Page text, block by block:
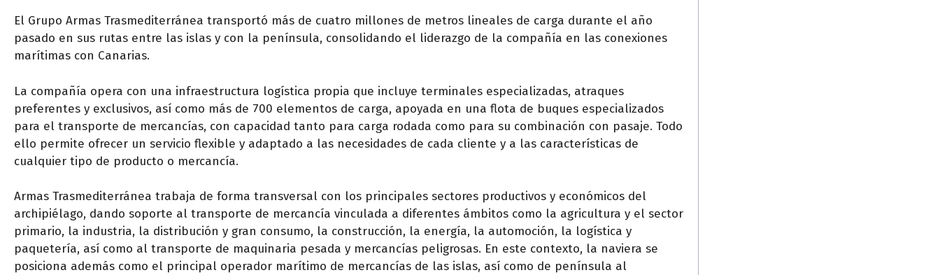
El Grupo Armas Trasmediterránea transportó más de cuatro millones de metros lineales de carga durante el año
pasado en sus rutas entre las islas y con la península, consolidando el liderazgo de la compañía en las conexiones
marítimas con Canarias.
La compañía opera con una infraestructura logística propia que incluye terminales especializadas, atraques
preferentes y exclusivos, así como más de 700 elementos de carga, apoyada en una flota de buques especializados
para el transporte de mercancías, con capacidad tanto para carga rodada como para su combinación con pasaje. Todo
ello permite ofrecer un servicio flexible y adaptado a las necesidades de cada cliente y a las características de
cualquier tipo de producto o mercancía.
Armas Trasmediterránea trabaja de forma transversal con los principales sectores productivos y económicos del
archipiélago, dando soporte al transporte de mercancía vinculada a diferentes ámbitos como la agricultura y el sector
primario, la industria, la distribución y gran consumo, la construcción, la energía, la automoción, la logística y
paquetería, así como al transporte de maquinaria pesada y mercancías peligrosas. En este contexto, la naviera se
posiciona además como el principal operador marítimo de mercancías de las islas, así como de península al